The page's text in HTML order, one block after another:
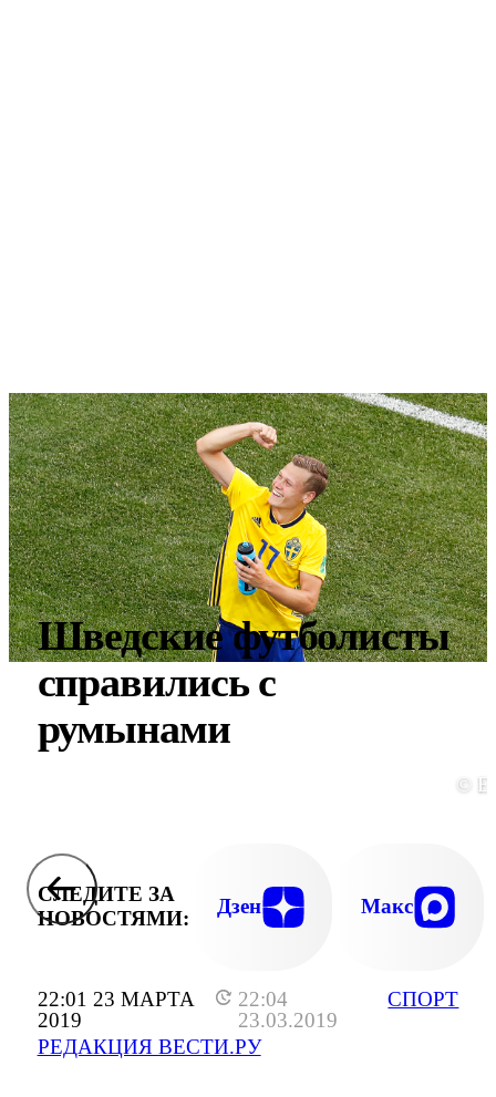
22:01 23 МАРТА
2019
22:04
23.03.2019
РЕДАКЦИЯ ВЕСТИ.РУ
СПОРТ
Шведские футболисты
справились с
румынами
©
СЛЕДИТЕ ЗА
НОВОСТЯМИ:
Дзен Макс